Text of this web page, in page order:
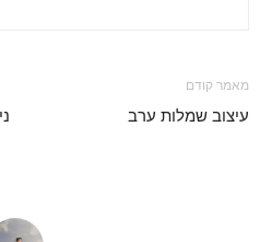
מאמר קודם
עיצוב שמלות ערב